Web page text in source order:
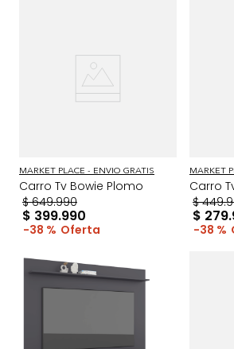
MARKET PLACE - ENVIO GRATIS
Carro Tv Bowie Plomo
$ 649.990
$ 399.990
38 %
MARKET
Carro
$ 449.
$ 279.
38 %